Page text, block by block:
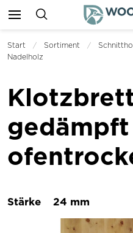
Start Sortiment
Nadelholz
gedämpft
Stärke 24 mm